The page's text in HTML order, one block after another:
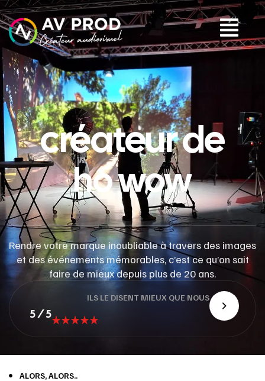
créateur de
juste canon
Rendre votre marque inoubliable à travers des images
et des événements mémorables, c’est ce qu’on sait
faire de mieux depuis plus de 20 ans.
ILS LE DISENT MIEUX QUE NOUS
5 / 5
ALORS, ALORS..